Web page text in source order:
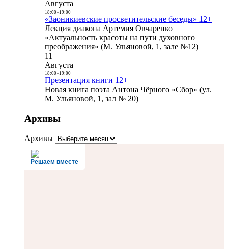
Августа
18:00- 19:00
«Заоникиевские просветительские беседы» 12+
Лекция диакона Артемия Овчаренко
«Актуальность красоты на пути духовного
преображения» (М. Ульяновой, 1, зале №12)
11
Августа
18:00- 19:00
Презентация книги 12+
Новая книга поэта Антона Чёрного «Сбор» (ул.
М. Ульяновой, 1, зал № 20)
Архивы
Архивы
Решаем вместе